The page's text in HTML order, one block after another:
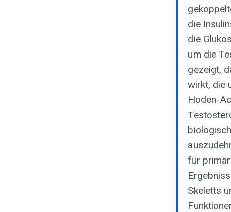
die
die
um die
gezeigt,
wirkt, die
Hoden-
für
Skeletts